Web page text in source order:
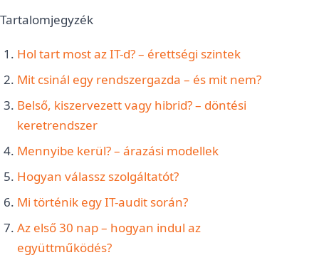
Tartalomjegyzék
Hol tart most az IT-d? – érettségi szintek
Mit csinál egy rendszergazda – és mit nem?
Belső, kiszervezett vagy hibrid? – döntési
keretrendszer
Mennyibe kerül? – árazási modellek
Hogyan válassz szolgáltatót?
Mi történik egy IT-audit során?
Az első 30 nap – hogyan indul az
együttműködés?